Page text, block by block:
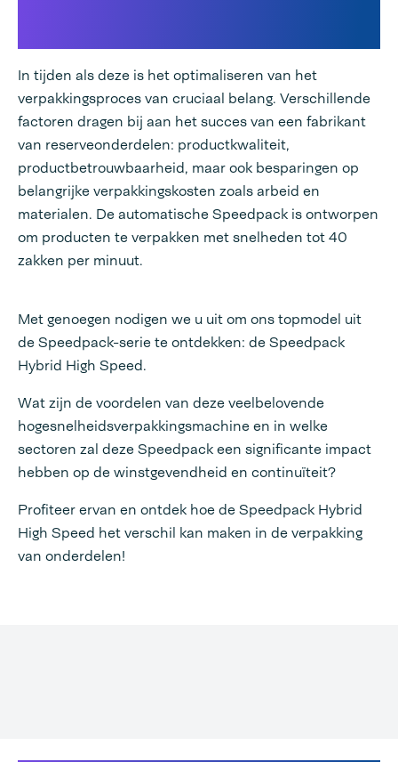
In tijden als deze is het optimaliseren van het
verpakkingsproces van cruciaal belang. Verschillende
factoren dragen bij aan het succes van een fabrikant
van reserveonderdelen: productkwaliteit,
productbetrouwbaarheid, maar ook besparingen op
belangrijke verpakkingskosten zoals arbeid en
materialen. De automatische Speedpack is ontworpen
om producten te verpakken met snelheden tot 40
zakken per minuut.
Met genoegen nodigen we u uit om ons topmodel uit
de Speedpack-serie te ontdekken: de Speedpack
Hybrid High Speed.
Wat zijn de voordelen van deze veelbelovende
hogesnelheidsverpakkingsmachine en in welke
sectoren zal deze Speedpack een significante impact
hebben op de winstgevendheid en continuïteit?
Profiteer ervan en ontdek hoe de Speedpack Hybrid
High Speed het verschil kan maken in de verpakking
van onderdelen!